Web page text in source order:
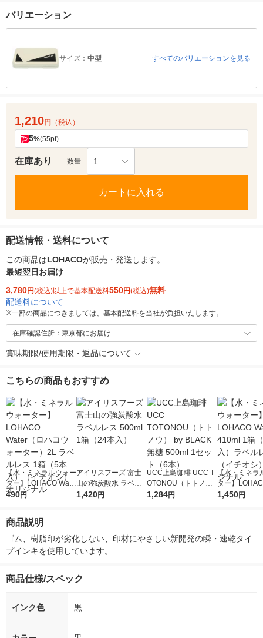
バリエーション
サイズ： 中型 すべてのバリエーションを見る
1,210円 （税込）
5%(55pt)
在庫あり 数量 1
カートに入れる
配送情報・送料について
この商品はLOHACOが販売・発送します。
最短翌日お届け
3,780円(税込)以上で基本配送料550円(税込)無料
配送料について
※一部の商品につきましては、基本配送料を当社が負担いたします。
在庫確認住所：東京都にお届け
賞味期限/使用期限・返品について
こちらの商品もおすすめ
【水・ミネラルウォー
ター】LOHACO Wate
r（ロハコウォータ
シ） オリジナル
490円
アイリスフーズ 富士
山の強炭酸水 ラベル
レス 500ml 1箱（24
1,420円
UCC上島珈琲 UCC T
OTONOU（トトノ
ウ） by BLACK無糖 5
1,284円
【水・ミネラ
ター】
r 410ml 1箱（
1,450円
商品説明
ゴム、樹脂印が劣化しない、印材にやさしい新開発の瞬・速乾タイ
プインキを使用しています。
商品仕様/スペック
インク色 黒